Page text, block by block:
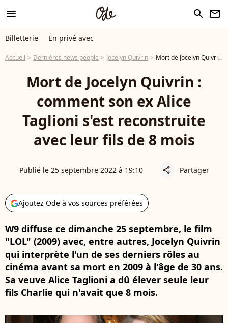
menu search newsletter
Billetterie En privé avec
Accueil Dernières news people Jocelyn Quivrin Mort de Jocelyn Quivrin : comment son ex Alice Taglioni s'est reconstruite avec leur fils de 8 mois
Mort de Jocelyn Quivrin :
comment son ex Alice
Taglioni s'est reconstruite
avec leur fils de 8 mois
Publié le 25 septembre 2022 à 19:10 share Partager
Ajoutez Ode à vos sources préférées
W9 diffuse ce dimanche 25 septembre, le film
"LOL" (2009) avec, entre autres, Jocelyn Quivrin
qui interprète l'un de ses derniers rôles au
cinéma avant sa mort en 2009 à l'âge de 30 ans.
Sa veuve Alice Taglioni a dû élever seule leur
fils Charlie qui n'avait que 8 mois.